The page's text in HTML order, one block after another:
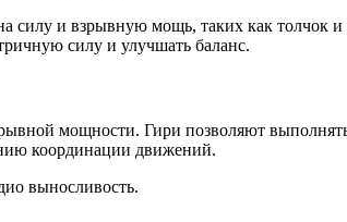
силу и взрывную мощь, таких как толчок
силу и улучшать баланс.
мощности. Гири позволяют
координации движений.
выносливость.